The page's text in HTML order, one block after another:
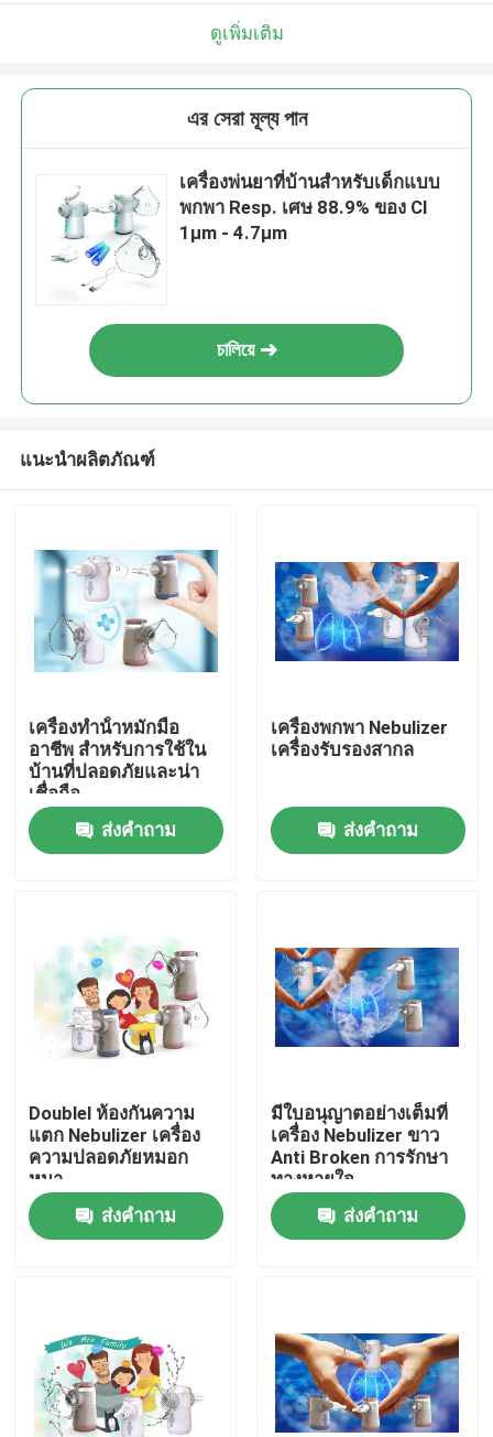
บ้าน
เกี่ยวกับเรา
ทัวร์โรงงาน
ติดต่อเรา
เครื่องพ่นยาตาข่ายแบบพกพา
เครื่องพ่นฝอยละอองตาข่าย
ดูเพิ่มเติม
এর সেরা মূল্য পান
เครื่องพ่นยาที่บ้านสำหรับเด็กแบบ
พกพา Resp. เศษ 88.9% ของ CI
1μm - 4.7μm
চালিয়ে
แนะนำผลิตภัณฑ์
เครื่องทําน้ําหมักมือ
อาชีพ สําหรับการใช้ใน
บ้านที่ปลอดภัยและน่า
เชื่อถือ
ส่งคำถาม
เครื่องพกพา Nebulizer
เครื่องรับรองสากล
ส่งคำถาม
Doublel ห้องกันความ
แตก Nebulizer เครื่อง
ความปลอดภัยหมอก
หนา
ส่งคำถาม
มีใบอนุญาตอย่างเต็มที่
เครื่อง Nebulizer ขาว
Anti Broken การรักษา
ทางหายใจ
ส่งคำถาม